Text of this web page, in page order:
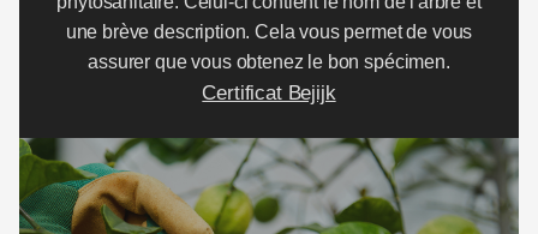
une brève description. Cela vous permet de vous
assurer que vous obtenez le bon spécimen.
Certificat Bejijk